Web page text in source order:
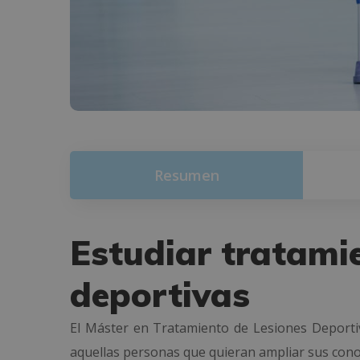
Resumen
Estudiar
deportivas
El Máster en Tratamiento de Lesiones
aquellas personas que quieran ampliar sus